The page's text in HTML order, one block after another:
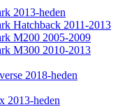
2013-heden
Hatchback 2011-2013
M200 2005-2009
M300 2010-2013
2018-heden
2013-heden